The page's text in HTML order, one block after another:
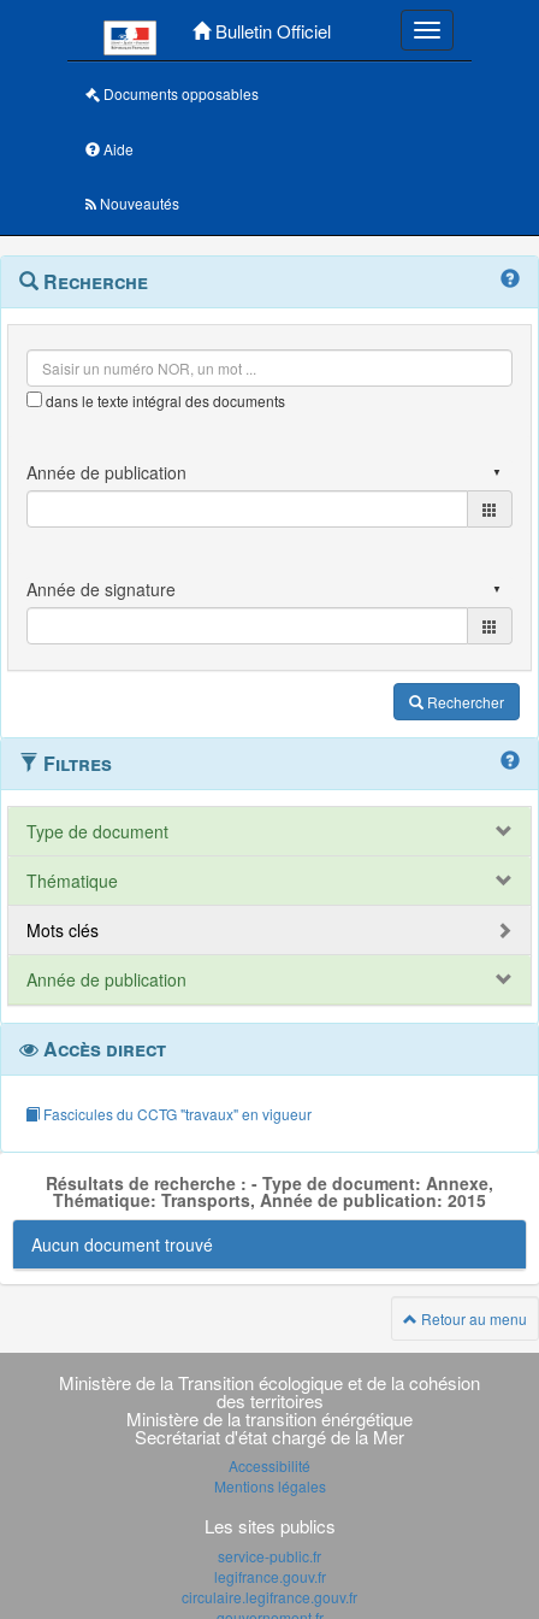
Bulletin Officiel Toggle
Documents opposables
Aide
Nouveautés
Navigation
outils
Menu
contextuel
Recherche
dans le texte intégral des documents
Rechercher
Filtres
Type de document
Thématique
Mots clés
Année de publication
Accès direct
Fascicules du CCTG "travaux" en vigueur
Résultats de recherche : - Type de document: Annexe,
Thématique: Transports, Année de publication: 2015
Aucun document trouvé
Retour au menu
Navigation
transverse
Ministère de la Transition écologique et de la cohésion
des territoires
Ministère de la transition énérgétique
Secrétariat d'état chargé de la Mer
Accessibilité
Mentions légales
Les sites publics
service-public.fr
legifrance.gouv.fr
circulaire.legifrance.gouv.fr